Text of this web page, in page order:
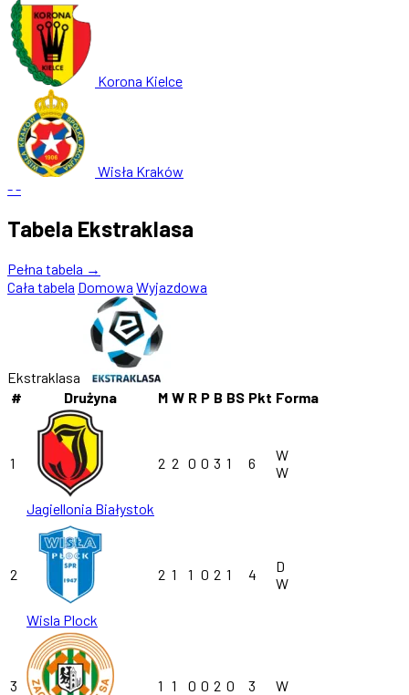
Korona Kielce
Wisła Kraków
--
Tabela Ekstraklasa
Pełna tabela →
Cała tabela Domowa Wyjazdowa
Ekstraklasa
#
Drużyna M W R P B BS Pkt Forma
1
Jagiellonia Białystok
2 2 0 0 3 1 6
W
W
2
Wisla Plock
2 1 1 0 2 1 4
D
W
3 1 1 0 0 2 0 3 W